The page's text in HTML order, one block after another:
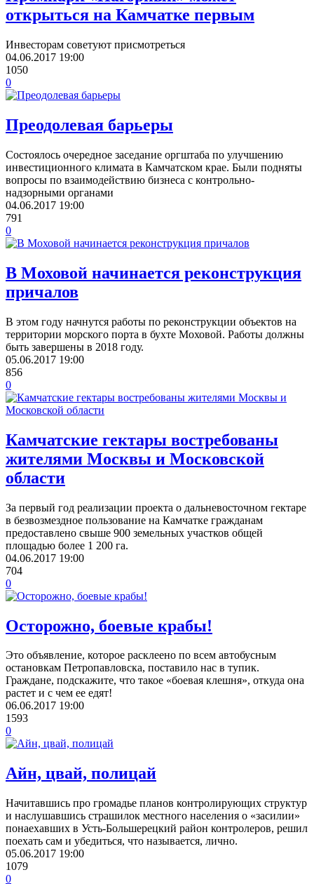
открыться на Камчатке первым
Инвесторам советуют присмотреться
04.06.2017 19:00
1050
0
Преодолевая барьеры
Состоялось очередное заседание оргштаба по улучшению
инвестиционного климата в Камчатском крае. Были подняты
вопросы по взаимодействию бизнеса с контрольно-
надзорными органами
04.06.2017 19:00
791
0
В Моховой начинается реконструкция
причалов
В этом году начнутся работы по реконструкции объектов на
территории морского порта в бухте Моховой. Работы должны
быть завершены в 2018 году.
05.06.2017 19:00
856
0
Камчатские гектары востребованы
жителями Москвы и Московской
области
​За первый год реализации проекта о дальневосточном гектаре
в безвозмездное пользование на Камчатке гражданам
предоставлено свыше 900 земельных участков общей
площадью более 1 200 га.
04.06.2017 19:00
704
0
Осторожно, боевые крабы!
Это объявление, которое расклеено по всем автобусным
остановкам Петропавловска, поставило нас в тупик.
Граждане, подскажите, что такое «боевая клешня», откуда она
растет и с чем ее едят!
06.06.2017 19:00
1593
0
Айн, цвай, полицай
Начитавшись про громадье планов контролирующих структур
и наслушавшись страшилок местного населения о «засилии»
понаехавших в Усть-Большерецкий район контролеров, решил
поехать сам и убедиться, что называется, лично.
05.06.2017 19:00
1079
0